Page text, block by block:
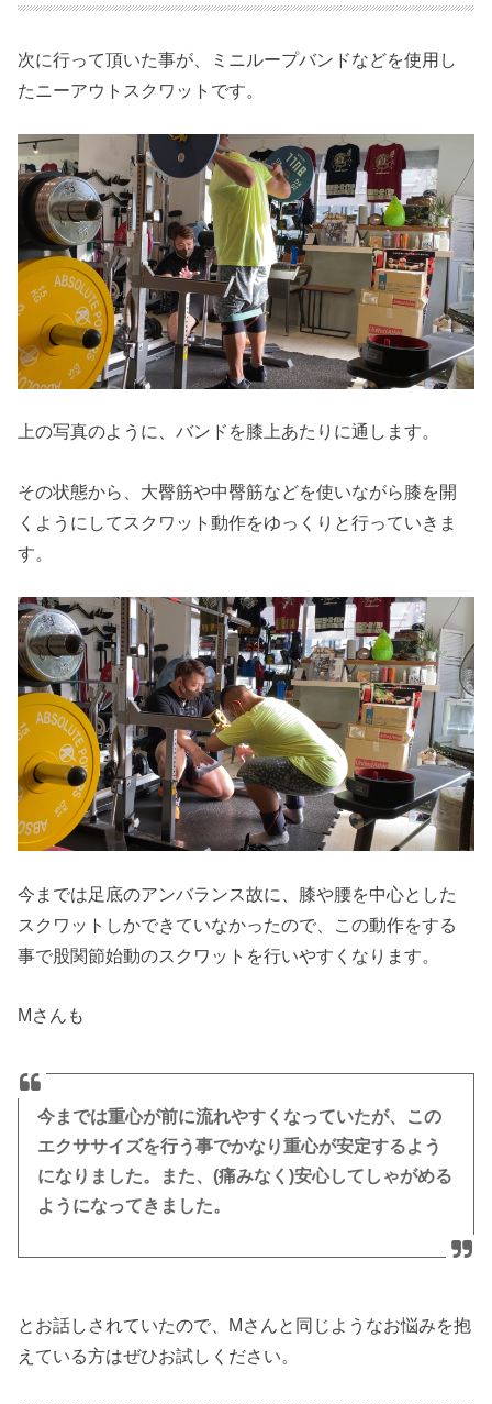
次に行って頂いた事が、ミニループバンドなどを使用し
たニーアウトスクワットです。
上の写真のように、バンドを膝上あたりに通します。
その状態から、大臀筋や中臀筋などを使いながら膝を開
くようにしてスクワット動作をゆっくりと行っていきま
す。
今までは足底のアンバランス故に、膝や腰を中心とした
スクワットしかできていなかったので、この動作をする
事で股関節始動のスクワットを行いやすくなります。
Mさんも
今までは重心が前に流れやすくなっていたが、この
エクササイズを行う事でかなり重心が安定するよう
になりました。また、(痛みなく)安心してしゃがめる
ようになってきました。
とお話しされていたので、Mさんと同じようなお悩みを抱
えている方はぜひお試しください。